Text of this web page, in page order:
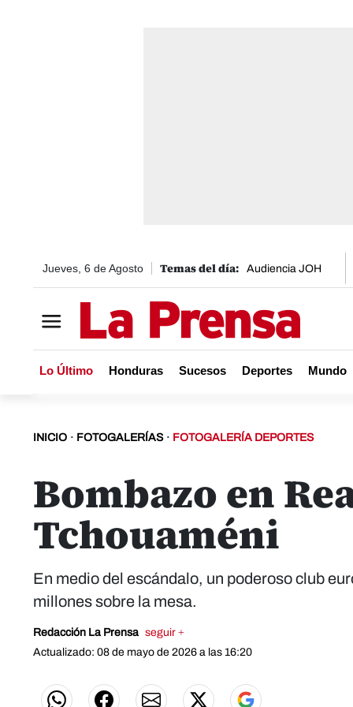
Jueves, 6 de Agosto Audiencia JOH
Lo Último Honduras Sucesos Deportes Mundo
INICIO · FOTOGALERÍAS · FOTOGALERÍA DEPORTES
Bombazo en
Tchouaméni
En medio del escándalo, un poderoso club
millones sobre la mesa.
Redacción La Prensa seguir +
Actualizado: 08 de mayo de 2026 a las 16:20